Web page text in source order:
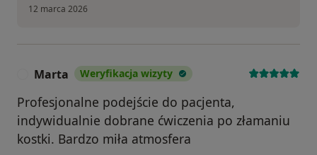
12 marca 2026
Marta Weryfikacja wizyty
Profesjonalne podejście do pacjenta,
indywidualnie dobrane ćwiczenia po złamaniu
kostki. Bardzo miła atmosfera